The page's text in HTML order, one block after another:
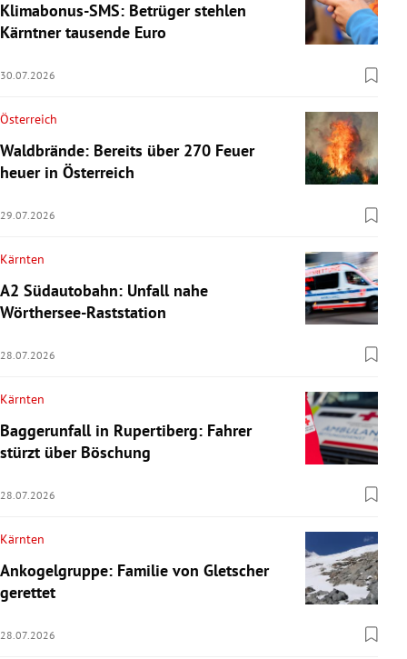
Klimabonus-SMS: Betrüger stehlen
Kärntner tausende Euro
30.07.2026
Österreich
Waldbrände: Bereits über 270 Feuer
heuer in Österreich
29.07.2026
Kärnten
A2 Südautobahn: Unfall nahe
Wörthersee-Raststation
28.07.2026
Kärnten
Baggerunfall in Rupertiberg: Fahrer
stürzt über Böschung
28.07.2026
Kärnten
Ankogelgruppe: Familie von Gletscher
gerettet
28.07.2026